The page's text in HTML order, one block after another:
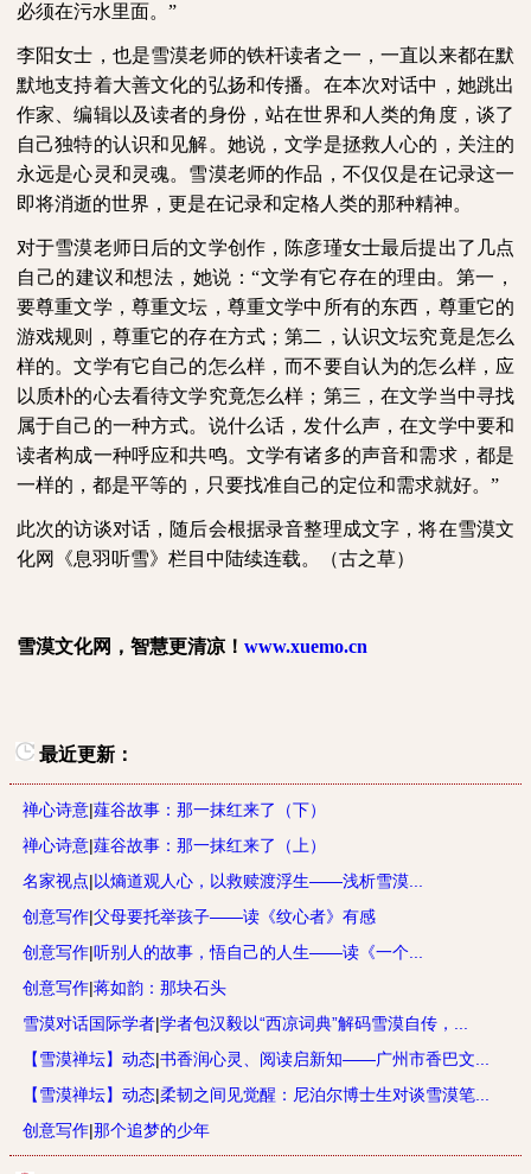
必须在污水里面。”
李阳女士，也是雪漠老师的铁杆读者之一，一直以来都在默
默地支持着大善文化的弘扬和传播。在本次对话中，她跳出
作家、编辑以及读者的身份，站在世界和人类的角度，谈了
自己独特的认识和见解。她说，文学是拯救人心的，关注的
永远是心灵和灵魂。雪漠老师的作品，不仅仅是在记录这一
即将消逝的世界，更是在记录和定格人类的那种精神。
对于雪漠老师日后的文学创作，陈彦瑾女士最后提出了几点
自己的建议和想法，她说：“文学有它存在的理由。第一，
要尊重文学，尊重文坛，尊重文学中所有的东西，尊重它的
游戏规则，尊重它的存在方式；第二，认识文坛究竟是怎么
样的。文学有它自己的怎么样，而不要自认为的怎么样，应
以质朴的心去看待文学究竟怎么样；第三，在文学当中寻找
属于自己的一种方式。说什么话，发什么声，在文学中要和
读者构成一种呼应和共鸣。文学有诸多的声音和需求，都是
一样的，都是平等的，只要找准自己的定位和需求就好。”
此次的访谈对话，随后会根据录音整理成文字，将在雪漠文
化网《息羽听雪》栏目中陆续连载。（古之草）
雪漠文化网，智慧更清凉！ www.xuemo.cn
最近更新：
禅心诗意|薤谷故事：那一抹红来了（下）
禅心诗意|薤谷故事：那一抹红来了（上）
名家视点|以熵道观人心，以救赎渡浮生——浅析雪漠...
创意写作|父母要托举孩子——读《纹心者》有感
创意写作|听别人的故事，悟自己的人生——读《一个...
创意写作|蒋如韵：那块石头
雪漠对话国际学者|学者包汉毅以“西凉词典”解码雪漠自传，...
【雪漠禅坛】动态|书香润心灵、阅读启新知——广州市香巴文...
【雪漠禅坛】动态|柔韧之间见觉醒：尼泊尔博士生对谈雪漠笔...
创意写作|那个追梦的少年